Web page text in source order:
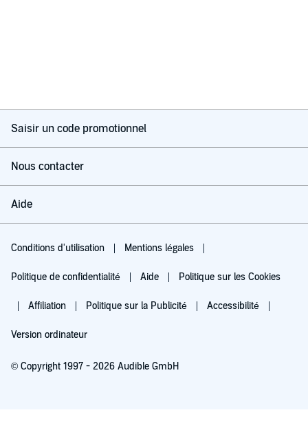
Saisir un code promotionnel
Nous contacter
Aide
Conditions d'utilisation Mentions légales
Politique de confidentialité Aide Politique sur les Cookies
Affiliation Politique sur la Publicité Accessibilité
Version ordinateur
© Copyright 1997 - 2026 Audible GmbH